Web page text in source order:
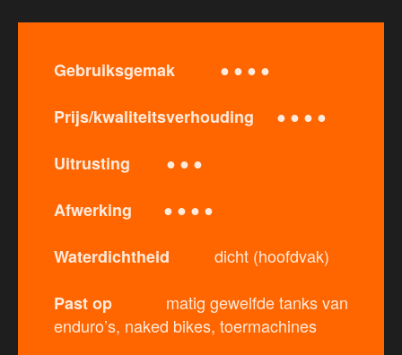
Gebruiksgemak ● ● ● ●
Prijs/kwaliteitsverhouding ● ● ● ●
Uitrusting ● ● ●
Afwerking ● ● ● ●
Waterdichtheid dicht (hoofdvak)
Past op matig gewelfde tanks van
enduro’s, naked bikes, toermachines